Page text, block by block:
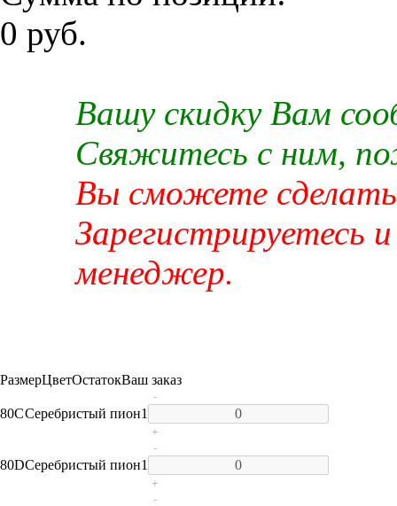
0 руб.
Вашу скидку Вам
Свяжитесь с ним,
Вы сможете сделать
Зарегистрируетесь
менеджер.
РазмерЦветОстатокВаш заказ
80CСеребристый пион1
-
+
80DСеребристый пион1
-
+
-